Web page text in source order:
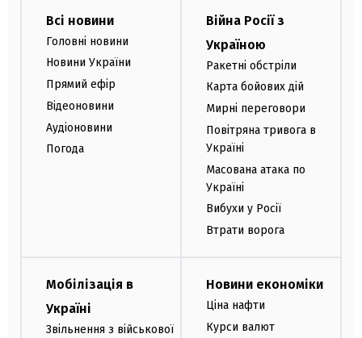
Всі новини
Головні новини
Новини України
Прямий ефір
Відеоновини
Аудіоновини
Погода
Війна Росії з
Україною
Ракетні обстріли
Карта бойових дій
Мирні переговори
Повітряна тривога в
Україні
Масована атака по
Україні
Вибухи у Росії
Втрати ворога
Мобілізація в
Україні
Звільнення з військової
Новини економіки
Ціна нафти
Курси валют